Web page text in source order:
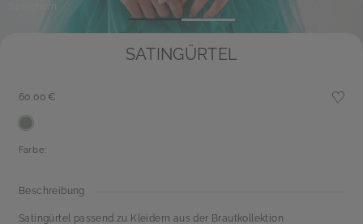
Speichern
SATINGÜRTEL
60,00 €
Farbe:
Beschreibung
Satingürtel passend zu Kleidern aus der Brautkollektion